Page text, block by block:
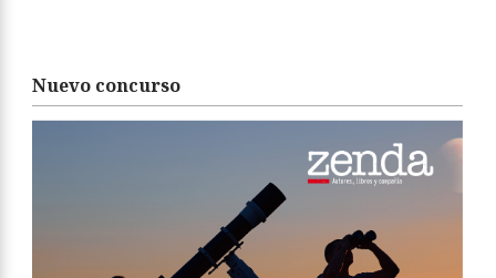
Nuevo concurso